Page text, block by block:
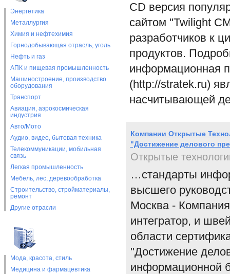
Энергетика
Металлургия
Химия и нефтехимия
Горнодобывающая отрасль, уголь
Нефть и газ
АПК и пищевая промышленность
Машиностроение, производство
оборудования
Транспорт
Авиация, аэрокосмическая
индустрия
Авто/Мото
Аудио, видео, бытовая техника
Телекоммуникации, мобильная
связь
Легкая промышленность
Мебель, лес, деревообработка
Строительство, стройматериалы,
ремонт
Другие отрасли
Мода, красота, стиль
Медицина и фармацевтика
CD версия
сайтом "Twilight
разработчиков к
продуктов.
информационная
(http://stratek.ru)
насчитывающей
Компании Открытые
"Достижение делового
Открытые
…стандарты
высшего
Москва -
интегратор, и
области
"Достижение
информационной